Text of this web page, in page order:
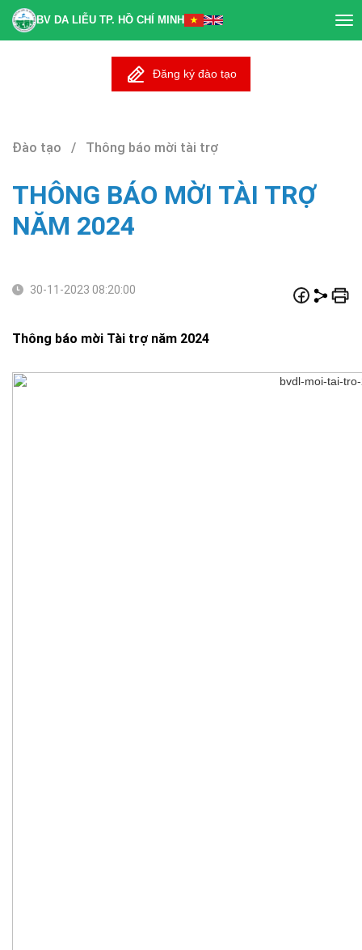
BV DA LIỄU TP. HỒ CHÍ MINH
Đăng ký đào tạo
Đào tạo / Thông báo mời tài trợ
THÔNG BÁO MỜI TÀI TRỢ
NĂM 2024
30-11-2023 08:20:00
Thông báo mời Tài trợ năm 2024